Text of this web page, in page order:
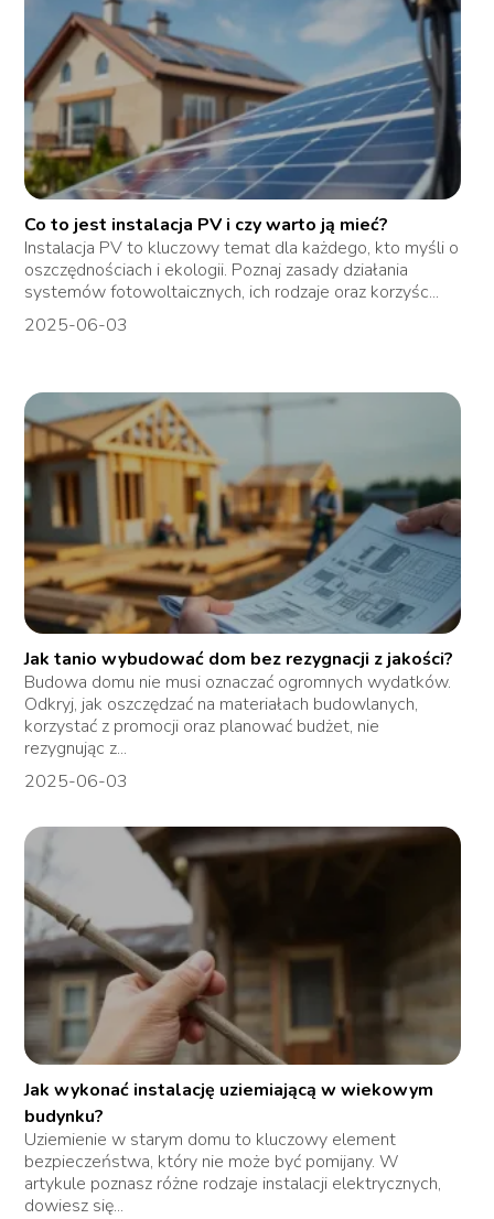
Co to jest instalacja PV i czy warto ją mieć?
Instalacja PV to kluczowy temat dla każdego, kto myśli o
oszczędnościach i ekologii. Poznaj zasady działania
systemów fotowoltaicznych, ich rodzaje oraz korzyśc...
2025-06-03
Jak tanio wybudować dom bez rezygnacji z jakości?
Budowa domu nie musi oznaczać ogromnych wydatków.
Odkryj, jak oszczędzać na materiałach budowlanych,
korzystać z promocji oraz planować budżet, nie
rezygnując z...
2025-06-03
Jak wykonać instalację uziemiającą w wiekowym
budynku?
Uziemienie w starym domu to kluczowy element
bezpieczeństwa, który nie może być pomijany. W
artykule poznasz różne rodzaje instalacji elektrycznych,
dowiesz się...